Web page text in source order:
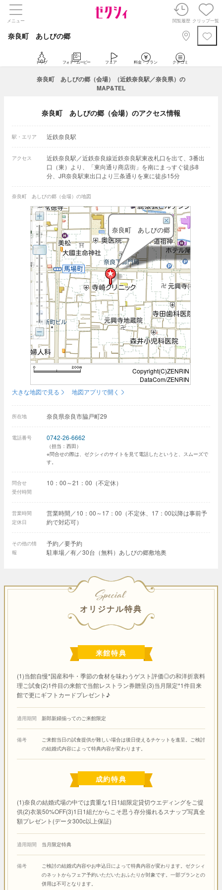
メニュー 閲覧履歴 クリップ一覧
奈良町 あしびの郷
トップ フォト・ムービー フェア 料金・プラン クチコミ
奈良町 あしびの郷（会場）（近鉄奈良駅／奈良県）の
MAP&TEL
奈良町 あしびの郷（会場）のアクセス情報
駅・エリア 近鉄奈良駅
アクセス
近鉄奈良駅／近鉄奈良線近鉄奈良駅東改札口を出て、3番出
口（東）より、「東向通り商店街」を南にまっすぐ徒歩8
分、JR奈良駅東出口より三条通りを東に徒歩15分
奈良町 あしびの郷（会場）の地図
奈良町 あしびの郷
Copyright(C)ZENRIN
DataCom/ZENRIN
大きな地図で見る
地図アプリで開く
所在地 奈良県奈良市脇戸町29
電話番号 0742-26-6662
（担当：西田）
※問合せの際は、ゼクシィのサイトを見て電話したというと、スムーズで
す。
問合せ
受付時間
10：00～21：00（不定休）
営業時間
定休日
営業時間／10：00～17：00（不定休、17：00以降は事前予
約で対応可）
その他の情
報
予約／要予約
駐車場／有／30台（無料）あしびの郷敷地奥
SPECIAL
オリジナル特典
来館特典
(1)当館自慢*国産和牛・季節の食材を味わうゲスト評価◎の和洋折衷料
理ご試食(2)1件目の来館で当館レストラン券贈呈(3)当月限定*1件目来
館で更にギフトカードプレゼント♪
適用期間 新郎新婦揃ってのご来館限定
備考
ご来館当日の試食提供が難しい場合は後日使えるチケットを進呈。ご検討
の結婚式内容によって特典内容が変わります。
成約特典
(1)奈良の結婚式場の中では貴重な1日1組限定貸切ウエディングをご提
供(2)衣装50%OFF(3)1日1組だからこそ思う存分撮れるスナップ写真全
額プレゼント(データ300c以上保証)
適用期間 当月限定特典
備考
ご検討の結婚式内容やお申込日によって特典内容が変わります。ゼクシィ
のネットからフェア予約いただいたおふたりが対象です。一部プランとの
併用は不可となります。